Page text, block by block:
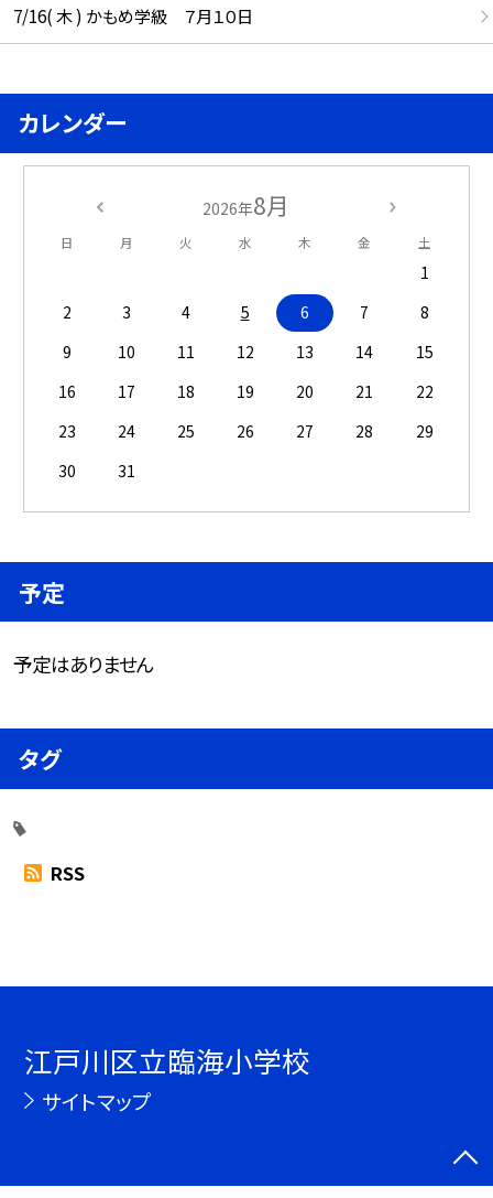
7/16( 木 ) かもめ学級 ７月１０日
カレンダー
2026年8月
日 月 火 水 木 金 土
1
2
3 4 5 6 7
8
9
10 11 12 13 14
15
16
17 18 19 20 21
22
23
24 25 26 27 28
29
30
31
予定
予定はありません
タグ
RSS
江戸川区立臨海小学校
サイトマップ